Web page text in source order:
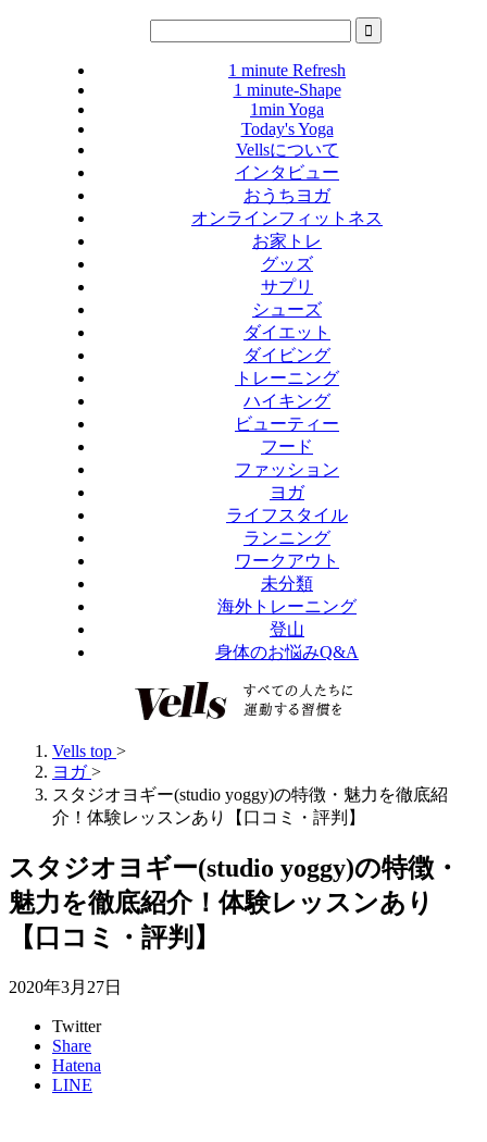
1 minute Refresh
1 minute-Shape
1min Yoga
Today's Yoga
Vellsについて
インタビュー
おうちヨガ
オンラインフィットネス
お家トレ
グッズ
サプリ
シューズ
ダイエット
ダイビング
トレーニング
ハイキング
ビューティー
フード
ファッション
ヨガ
ライフスタイル
ランニング
ワークアウト
未分類
海外トレーニング
登山
身体のお悩みQ&A
Vells top >
ヨガ >
スタジオヨギー(studio yoggy)の特徴・魅力を徹底紹
介！体験レッスンあり【口コミ・評判】
スタジオヨギー(studio yoggy)の特徴・
魅力を徹底紹介！体験レッスンあり
【口コミ・評判】
2020年3月27日
Twitter
Share
Hatena
LINE